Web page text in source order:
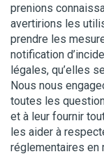
prenions
avertirions les
prendre les
notification
légales, qu’elles
Nous nous
toutes les
et à leur fournir
les aider à
réglementaires en